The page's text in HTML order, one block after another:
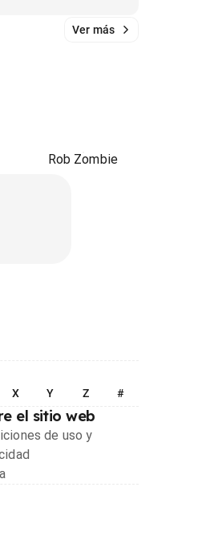
Ver más
Rob Zombie
X Y Z #
el sitio web
de uso y